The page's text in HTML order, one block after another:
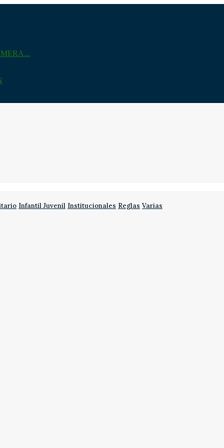
Infantil Juvenil Institucionales Reglas Varias